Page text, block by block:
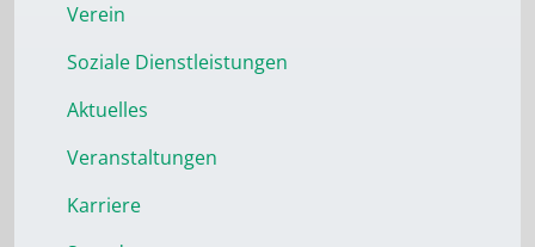
Verein
Soziale Dienstleistungen
Aktuelles
Veranstaltungen
Karriere